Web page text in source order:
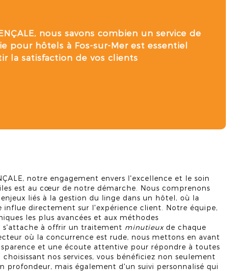
nous savons combien unservice de
pour hôtels à Fos-sur-Mer est essentiel
la satisfaction de vos clients
notre engagement envers l'excellence et le soin
est au cœur de notre démarche. Nous comprenons
liés à la gestion du linge dans un hôtel, où la
influe directement sur l'expérience client. Notre équipe,
les plus avancées et aux méthodes
s'attache à offrir un traitement minutieuxde chaque
où la concurrence est rude, nous mettons en avant
et une écoute attentive pour répondre à toutes
choisissant nos services, vous bénéficiez non seulement
profondeur, mais également d'un suivi personnalisé qui